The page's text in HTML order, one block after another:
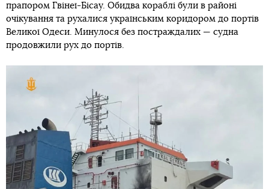
прапором Гвінеї-Бісау. Обидва кораблі були в районі
очікування та рухалися українським коридором до портів
Великої Одеси. Минулося без постраждалих — судна
продовжили рух до портів.